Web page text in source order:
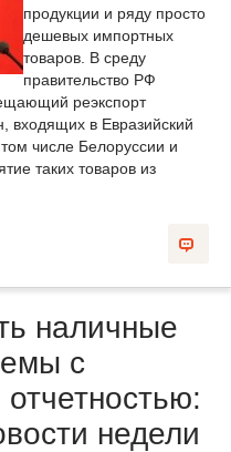
продукции и ряду просто
дешевых импортных
товаров. В среду
правительство РФ
реэкспорт
входящих в Евразийский
числе Белоруссии и
таких товаров из
наличные
с
отчетностью:
недели